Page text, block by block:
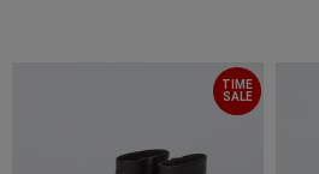
TIME
SALE